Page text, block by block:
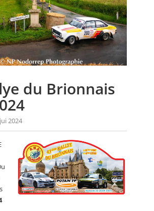
du Brionnais
2024